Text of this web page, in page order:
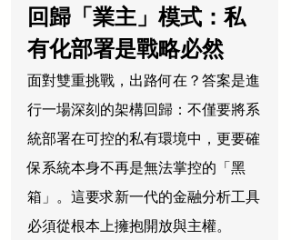
回歸「業主」模式：私
有化部署是戰略必然
面對雙重挑戰，出路何在？答案是進
行一場深刻的架構回歸：不僅要將系
統部署在可控的私有環境中，更要確
保系統本身不再是無法掌控的「黑
箱」。這要求新一代的金融分析工具
必須從根本上擁抱開放與主權。